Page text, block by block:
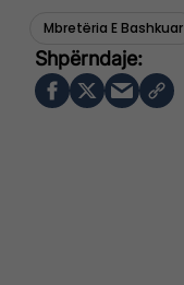
Mbretëria E Bashkuar